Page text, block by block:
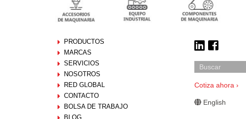
PRODUCTOS
MARCAS
SERVICIOS
NOSOTROS
RED GLOBAL
CONTACTO
BOLSA DE TRABAJO
BLOG
Cotiza ahora ›
English